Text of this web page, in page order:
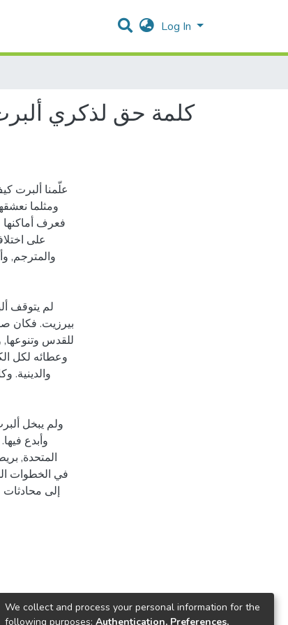
Log In
كلمة حق لذكري ألبرت
علّمنا ألبرت
ومثلما
فعرف أماكنها
على
والمترجم,
لم يتوقف
بيرزيت. فكان
للقدس
وعطائه لكل
والدينية.
ولم يبخل
وأبدع
المتحدة,
في الخطوات
We collect and process your personal information for the
following purposes: Authentication, Preferences,